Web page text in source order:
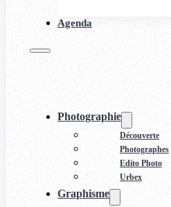
Agenda
Photographie
Découverte
Photographes
Edito Photo
Urbex
Graphisme